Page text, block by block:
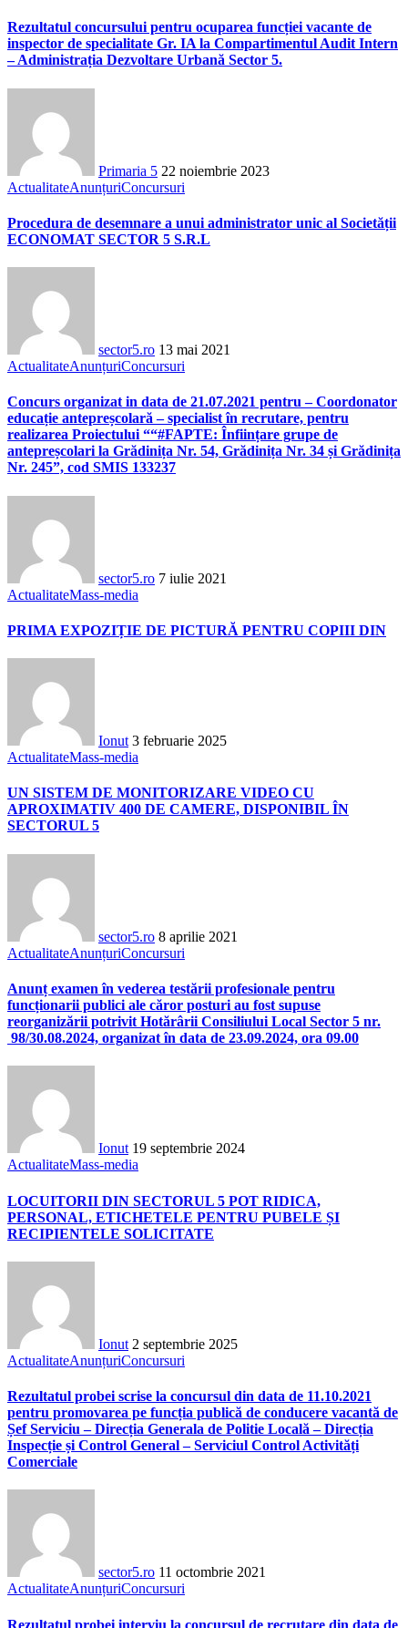
Rezultatul concursului pentru ocuparea funcției vacante de
inspector de specialitate Gr. IA la Compartimentul Audit Intern
– Administrația Dezvoltare Urbană Sector 5.
Primaria 5 22 noiembrie 2023
ActualitateAnunțuriConcursuri
Procedura de desemnare a unui administrator unic al Societății
ECONOMAT SECTOR 5 S.R.L
sector5.ro 13 mai 2021
ActualitateAnunțuriConcursuri
Concurs organizat in data de 21.07.2021 pentru – Coordonator
educație antepreșcolară – specialist în recrutare, pentru
realizarea Proiectului ““#FAPTE: Înființare grupe de
antepreșcolari la Grădinița Nr. 54, Grădinița Nr. 34 și Grădinița
Nr. 245”, cod SMIS 133237
sector5.ro 7 iulie 2021
ActualitateMass-media
PRIMA EXPOZIȚIE DE PICTURĂ PENTRU COPIII DIN
Ionut 3 februarie 2025
ActualitateMass-media
UN SISTEM DE MONITORIZARE VIDEO CU
APROXIMATIV 400 DE CAMERE, DISPONIBIL ÎN
SECTORUL 5
sector5.ro 8 aprilie 2021
ActualitateAnunțuriConcursuri
Anunț examen în vederea testării profesionale pentru
funcționarii publici ale căror posturi au fost supuse
reorganizării potrivit Hotărârii Consiliului Local Sector 5 nr.
98/30.08.2024, organizat în data de 23.09.2024, ora 09.00
Ionut 19 septembrie 2024
ActualitateMass-media
LOCUITORII DIN SECTORUL 5 POT RIDICA,
PERSONAL, ETICHETELE PENTRU PUBELE ȘI
RECIPIENTELE SOLICITATE
Ionut 2 septembrie 2025
ActualitateAnunțuriConcursuri
Rezultatul probei scrise la concursul din data de 11.10.2021
pentru promovarea pe funcția publică de conducere vacantă de
Șef Serviciu – Direcția Generala de Politie Locală – Direcția
Inspecție și Control General – Serviciul Control Activități
Comerciale
sector5.ro 11 octombrie 2021
ActualitateAnunțuriConcursuri
Rezultatul probei interviu la concursul de recrutare din data de